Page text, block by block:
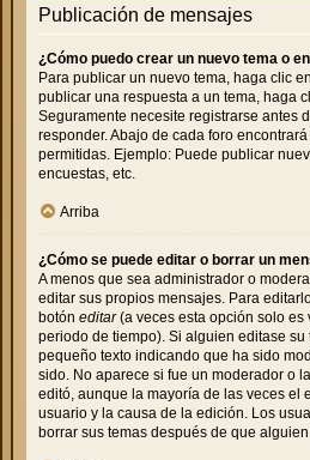
Publicación de mensajes
¿Cómo puedo crear un nuevo tema o
Para publicar un nuevo tema, haga clic
publicar una respuesta a un tema, haga
Seguramente necesite registrarse antes
responder. Abajo de cada foro
permitidas. Ejemplo: Puede publicar
encuestas, etc.
Arriba
¿Cómo se puede editar o borrar un
A menos que sea administrador o
editar sus propios mensajes. Para
botón editar(a veces esta opción solo es
periodo de tiempo). Si alguien editase su
pequeño texto indicando que ha sido
sido. No aparece si fue un moderador o
editó, aunque la mayoría de las veces el
usuario y la causa de la edición. Los
borrar sus temas después de que